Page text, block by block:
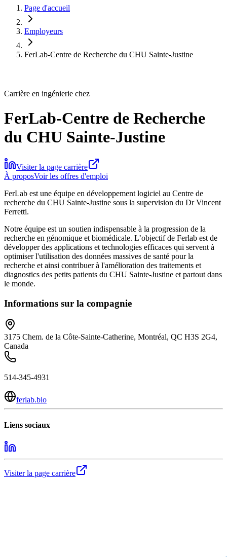
Page d'accueil
Employeurs
FerLab-Centre de Recherche du CHU Sainte-Justine
Carrière en ingénierie chez
FerLab-Centre de Recherche
du CHU Sainte-Justine
Visiter la page carrière
À proposVoir les offres d'emploi
FerLab est une équipe en développement logiciel au Centre de
recherche du CHU Sainte-Justine sous la supervision du Dr Vincent
Ferretti.
Notre équipe est un soutien indispensable à la progression de la
recherche en génomique et biomédicale. L’objectif de Ferlab est de
développer des applications et technologies efficaces qui servent à
optimiser l'utilisation des données massives de santé pour la
recherche et ainsi contribuer à l'amélioration des traitements et
diagnostics des petits patients du CHU Sainte-Justine et partout dans
le monde.
Informations sur la compagnie
3175 Chem. de la Côte-Sainte-Catherine, Montréal, QC H3S 2G4,
Canada
514-345-4931
ferlab.bio
Liens sociaux
Visiter la page carrière